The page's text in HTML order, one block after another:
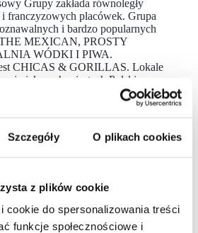
Szczegóły O plikach cookies
z plików cookie
cookie do spersonalizowania treści
funkcje społecznościowe i
Grupy zakłada równoległy
franczyzowych placówek. Grupa
i bardzo popularnych
THE MEXICAN, PROSTY
WÓDKI I PIWA.
CHICAS & GORILLAS. Lokale
miastach Polski,
Łodzi, Poznaniu, Wrocławiu,
czy Toruniu.
pochodzi
kredytów oraz środków
w ramach umów
rozwijana jest sieć lokali
oraz THE MEXICAN.
S.A. jest notowana
Papierów Wartościowych (GPW)